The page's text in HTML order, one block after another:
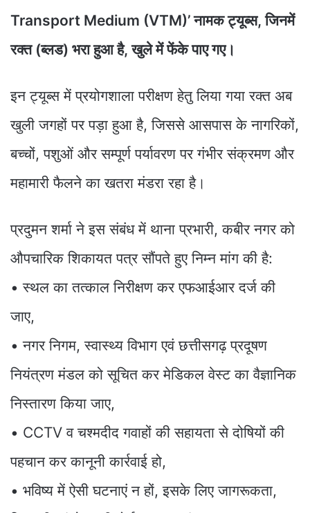
Transport Medium (VTM)’ नामक ट्यूब्स, जिनमें
रक्त (ब्लड) भरा हुआ है, खुले में फेंके पाए गए।
इन ट्यूब्स में प्रयोगशाला परीक्षण हेतु लिया गया रक्त अब
खुली जगहों पर पड़ा हुआ है, जिससे आसपास के नागरिकों,
बच्चों, पशुओं और सम्पूर्ण पर्यावरण पर गंभीर संक्रमण और
महामारी फैलने का खतरा मंडरा रहा है।
प्रदुमन शर्मा ने इस संबंध में थाना प्रभारी, कबीर नगर को
औपचारिक शिकायत पत्र सौंपते हुए निम्न मांग की है:
• स्थल का तत्काल निरीक्षण कर एफआईआर दर्ज की
जाए,
• नगर निगम, स्वास्थ्य विभाग एवं छत्तीसगढ़ प्रदूषण
नियंत्रण मंडल को सूचित कर मेडिकल वेस्ट का वैज्ञानिक
निस्तारण किया जाए,
• CCTV व चश्मदीद गवाहों की सहायता से दोषियों की
पहचान कर कानूनी कार्रवाई हो,
• भविष्य में ऐसी घटनाएं न हों, इसके लिए जागरूकता,